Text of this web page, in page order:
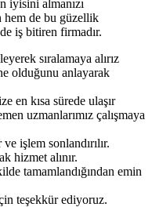
iyisini almanızı
hem de bu güzellik
iş bitiren firmadır.
sıralamaya alırız
olduğunu anlayarak
en kısa sürede ulaşır
uzmanlarımız çalışmaya
işlem sonlandırılır.
hizmet alınır.
tamamlandığından emin
teşekkür ediyoruz.